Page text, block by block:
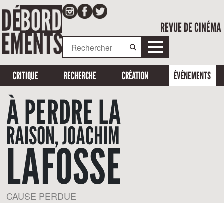
REVUE DE CINÉMA
CRITIQUE RECHERCHE CRÉATION ÉVÉNEMENTS
À PERDRE LA
RAISON, JOACHIM
LAFOSSE
CAUSE PERDUE